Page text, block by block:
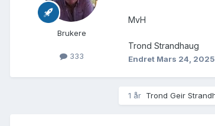
Brukere
333
MvH
Trond Strandhaug
Endret Mars 24, 2025
1 år Trond Geir